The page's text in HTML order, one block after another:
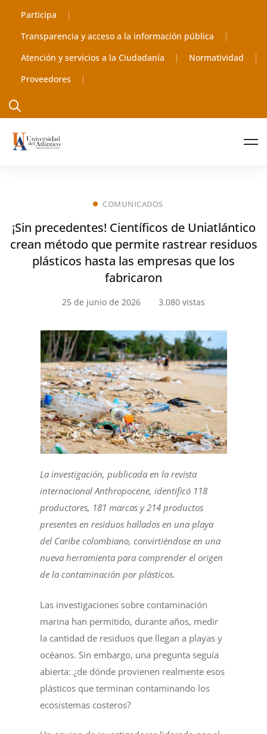
Participa
Transparencia y acceso a la información pública
Atención y servicios a la Ciudadanía
Normatividad
Proveedores
COMUNICADOS
¡Sin precedentes! Científicos de Uniatlántico
crean método que permite rastrear residuos
plásticos hasta las empresas que los
fabricaron
25 de junio de 2026 3.080 vistas
La investigación, publicada en la revista
internacional Anthropocene, identificó 118
productores, 181 marcas y 214 productos
presentes en residuos hallados en una playa
del Caribe colombiano, convirtiéndose en una
nueva herramienta para comprender el origen
de la contaminación por plásticos.
Las investigaciones sobre contaminación
marina han permitido, durante años, medir
la cantidad de residuos que llegan a playas y
océanos. Sin embargo, una pregunta seguía
abierta: ¿de dónde provienen realmente esos
plásticos que terminan contaminando los
ecosistemas costeros?